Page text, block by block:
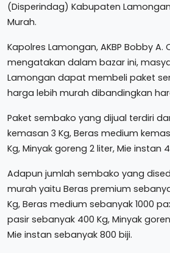
(Disperindag) Kabupaten
Murah.
Kapolres Lamongan, AKBP Bobby A.
mengatakan dalam bazar ini,
Lamongan dapat membeli paket
harga lebih murah dibandingkan
Paket sembako yang dijual terdiri
kemasan 3 Kg, Beras medium
Kg, Minyak goreng 2 liter, Mie instan
Adapun jumlah sembako yang
murah yaitu Beras premium
Kg, Beras medium sebanyak 1000
pasir sebanyak 400 Kg, Minyak
Mie instan sebanyak 800 biji.